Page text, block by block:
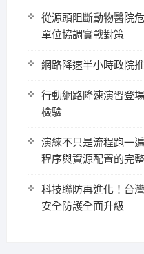
從源頭阻斷動物醫院
單位協調實戰對策
網路降速半小時政院
行動網路降速演習登
檢驗
演練不只是流程跑一
程序與資源配置的完
科技聯防再進化！台
安全防護全面升級